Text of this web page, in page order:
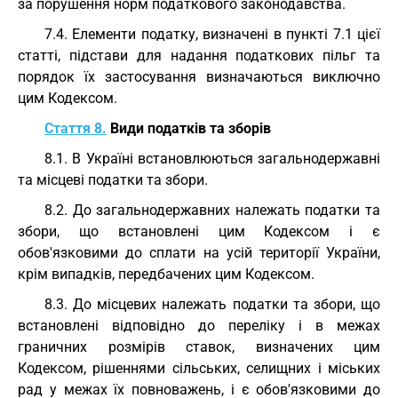
за порушення норм податкового законодавства.
7.4. Елементи податку, визначені в пункті 7.1 цієї
статті, підстави для надання податкових пільг та
порядок їх застосування визначаються виключно
цим Кодексом.
Стаття 8. Види податків та зборів
8.1. В Україні встановлюються загальнодержавні
та місцеві податки та збори.
8.2. До загальнодержавних належать податки та
збори, що встановлені цим Кодексом і є
обов'язковими до сплати на усій території України,
крім випадків, передбачених цим Кодексом.
8.3. До місцевих належать податки та збори, що
встановлені відповідно до переліку і в межах
граничних розмірів ставок, визначених цим
Кодексом, рішеннями сільських, селищних і міських
рад у межах їх повноважень, і є обов'язковими до